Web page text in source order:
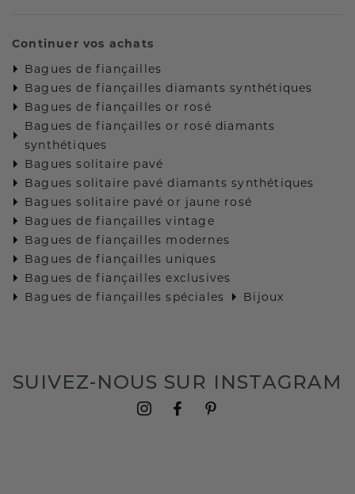
Continuer vos achats
Bagues de fiançailles
Bagues de fiançailles diamants synthétiques
Bagues de fiançailles or rosé
Bagues de fiançailles or rosé diamants
synthétiques
Bagues solitaire pavé
Bagues solitaire pavé diamants synthétiques
Bagues solitaire pavé or jaune rosé
Bagues de fiançailles vintage
Bagues de fiançailles modernes
Bagues de fiançailles uniques
Bagues de fiançailles exclusives
Bagues de fiançailles spéciales
Bijoux
SUIVEZ-NOUS SUR INSTAGRAM